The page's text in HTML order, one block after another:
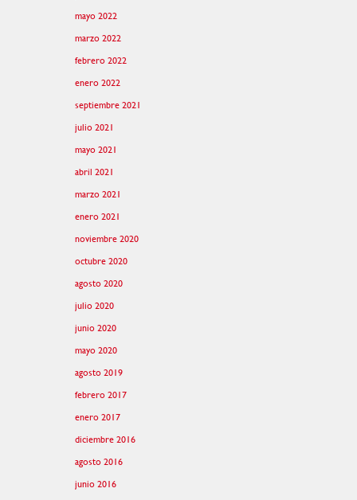
mayo 2022
marzo 2022
febrero 2022
enero 2022
septiembre 2021
julio 2021
mayo 2021
abril 2021
marzo 2021
enero 2021
noviembre 2020
octubre 2020
agosto 2020
julio 2020
junio 2020
mayo 2020
agosto 2019
febrero 2017
enero 2017
diciembre 2016
agosto 2016
junio 2016